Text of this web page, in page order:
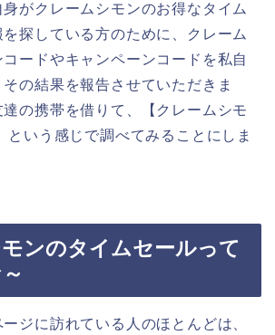
がクレームシモンのお得なタイム
探している方のために、クレーム
ードやキャンペーンコードを私自
の結果を報告させていただきま
の携帯を借りて、【クレームシモ
という感じで調べてみることにしま
ンのタイムセールって
ジに訪れている人のほとんどは、